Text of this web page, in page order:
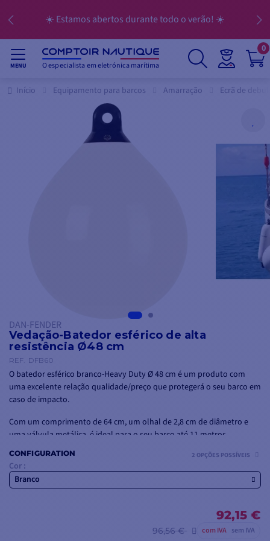
☀️ Estamos abertos durante todo o verão! ☀️
MENU O especialista em eletrónica marítima
0
Início Equipamento para barcos Amarração Ecrã de
DAN-FENDER
Vedação-Batedor esférico de alta
resistência Ø48 cm
REF. DFB60
O batedor esférico branco-Heavy Duty Ø 48 cm é um produto com
uma excelente relação qualidade/preço que protegerá o seu barco em
caso de impacto.
Com um comprimento de 64 cm, um olhal de 2,8 cm de diâmetro e
uma válvula metálica, é ideal para o seu barco até 11 metros.
CONFIGURATION
Cor :
Branco
2 OPÇÕES POSSÍVEIS
92,15 €
96,56 € com IVA sem IVA